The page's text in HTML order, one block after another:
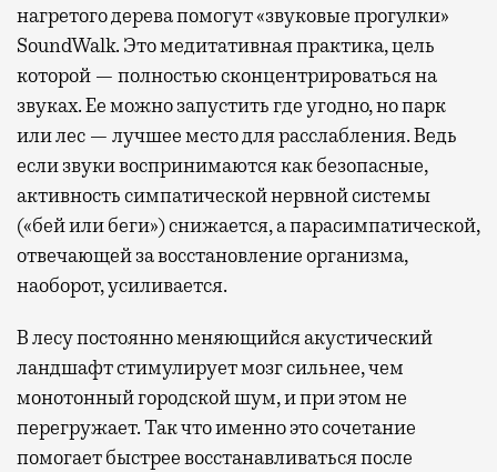
нагретого дерева помогут «звуковые прогулки»
SoundWalk. Это медитативная практика, цель
которой — полностью сконцентрироваться на
звуках. Ее можно запустить где угодно, но парк
или лес — лучшее место для расслабления. Ведь
если звуки воспринимаются как безопасные,
активность симпатической нервной системы
(«бей или беги») снижается, а парасимпатической,
отвечающей за восстановление организма,
наоборот, усиливается.
В лесу постоянно меняющийся акустический
ландшафт стимулирует мозг сильнее, чем
монотонный городской шум, и при этом не
перегружает. Так что именно это сочетание
помогает быстрее восстанавливаться после